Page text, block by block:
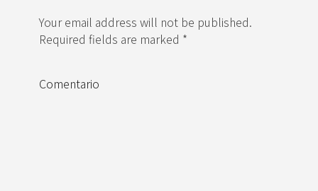
Your email address will not be published.
Required fields are marked *
Comentario